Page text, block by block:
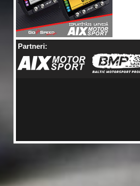
Partneri: